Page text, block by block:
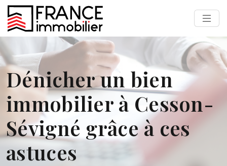
Dénicher un bien
immobilier à Cesson-
Sévigné grâce à ces
astuces